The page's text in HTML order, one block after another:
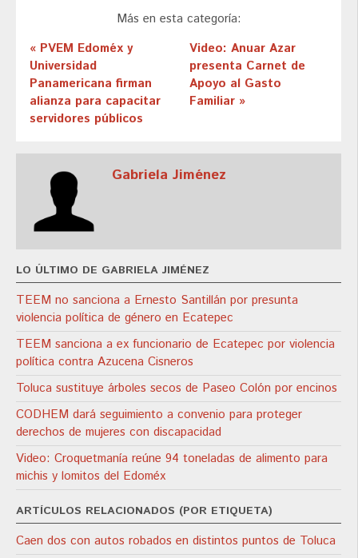
Más en esta categoría:
« PVEM Edoméx y
Universidad
Panamericana firman
alianza para capacitar
servidores públicos
Video: Anuar Azar
presenta Carnet de
Apoyo al Gasto
Familiar »
Gabriela Jiménez
LO ÚLTIMO DE GABRIELA JIMÉNEZ
TEEM no sanciona a Ernesto Santillán por presunta
violencia política de género en Ecatepec
TEEM sanciona a ex funcionario de Ecatepec por violencia
política contra Azucena Cisneros
Toluca sustituye árboles secos de Paseo Colón por encinos
CODHEM dará seguimiento a convenio para proteger
derechos de mujeres con discapacidad
Video: Croquetmanía reúne 94 toneladas de alimento para
michis y lomitos del Edoméx
ARTÍCULOS RELACIONADOS (POR ETIQUETA)
Caen dos con autos robados en distintos puntos de Toluca